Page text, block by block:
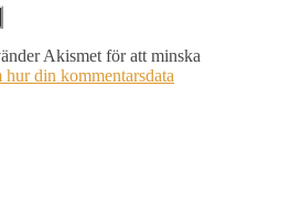
Akismet för att minska
din kommentarsdata